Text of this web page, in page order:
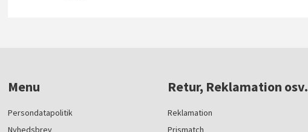
Menu
Persondatapolitik
Nyhedsbrev
Retur, Reklamation osv.
Reklamation
Prismatch